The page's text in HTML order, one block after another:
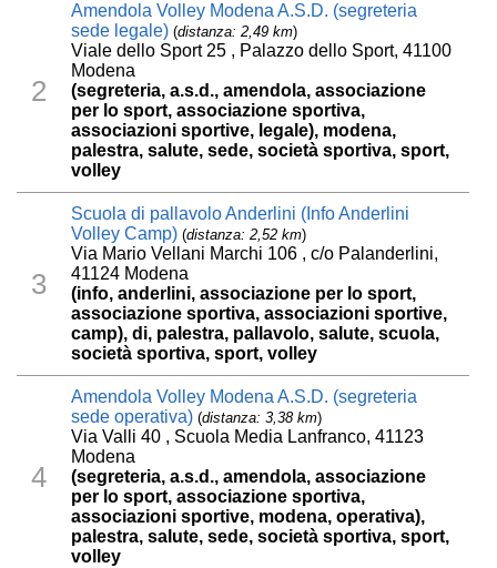
2
Amendola Volley Modena A.S.D. (segreteria
sede legale) (distanza: 2,49 km)
Viale dello Sport 25 , Palazzo dello Sport, 41100
Modena
(segreteria, a.s.d., amendola, associazione
per lo sport, associazione sportiva,
associazioni sportive, legale), modena,
palestra, salute, sede, società sportiva, sport,
volley
3
Scuola di pallavolo Anderlini (Info Anderlini
Volley Camp) (distanza: 2,52 km)
Via Mario Vellani Marchi 106 , c/o Palanderlini,
41124 Modena
(info, anderlini, associazione per lo sport,
associazione sportiva, associazioni sportive,
camp), di, palestra, pallavolo, salute, scuola,
società sportiva, sport, volley
4
Amendola Volley Modena A.S.D. (segreteria
sede operativa) (distanza: 3,38 km)
Via Valli 40 , Scuola Media Lanfranco, 41123
Modena
(segreteria, a.s.d., amendola, associazione
per lo sport, associazione sportiva,
associazioni sportive, modena, operativa),
palestra, salute, sede, società sportiva, sport,
volley